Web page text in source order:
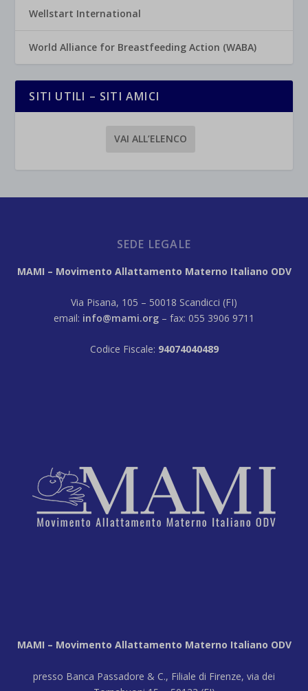
Wellstart International
World Alliance for Breastfeeding Action (WABA)
SITI UTILI – SITI AMICI
VAI ALL’ELENCO
SEDE LEGALE
MAMI – Movimento Allattamento Materno Italiano ODV
Via Pisana, 105 – 50018 Scandicci (FI)
email: info@mami.org – fax: 055 3906 9711
Codice Fiscale: 94074040489
MAMI – Movimento Allattamento Materno Italiano ODV
presso Banca Passadore & C., Filiale di Firenze, via dei